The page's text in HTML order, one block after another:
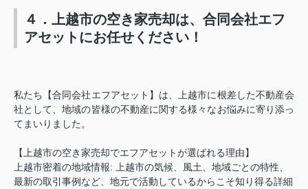
４．上越市の空き家売却は、合同会社エフ
アセットにお任せください！
私たち【合同会社エフアセット】は、上越市に根差した不動産会
社として、地域の皆様の不動産に関する様々なお悩みに寄り添っ
てまいりました。
【上越市の空き家売却でエフアセットが選ばれる理由】
上越市密着の地域情報:
上越市の気候、風土、地域ごとの特性、
最新の取引事例など、地元で活動しているからこそ知り得る詳細